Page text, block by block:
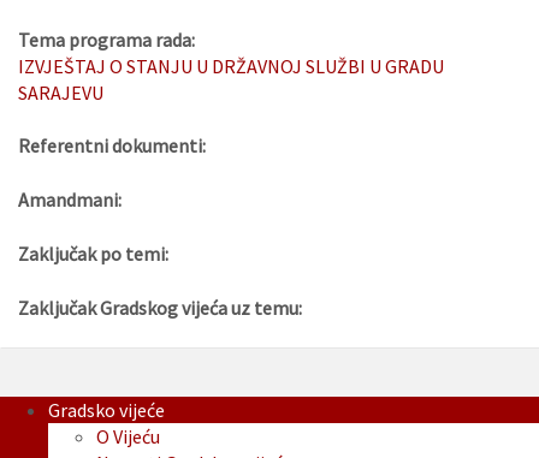
Tema programa rada:
IZVJEŠTAJ O STANJU U DRŽAVNOJ SLUŽBI U GRADU
SARAJEVU
Referentni dokumenti:
Amandmani:
Zaključak po temi:
Zaključak Gradskog vijeća uz temu:
Gradsko vijeće
O Vijeću